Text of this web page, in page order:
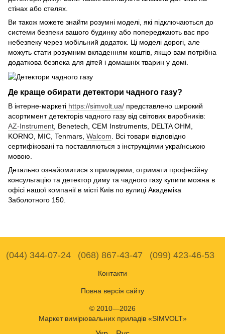
стінах або стелях.
Ви також можете знайти розумні моделі, які підключаються до
системи безпеки вашого будинку або попереджають вас про
небезпеку через мобільний додаток. Ці моделі дорогі, але
можуть стати розумним вкладенням коштів, якщо вам потрібна
додаткова безпека для дітей і домашніх тварин у домі.
Де краще обирати детектори чадного газу?
В інтерне-маркеті https://simvolt.ua/ представлено широкий
асортимент детекторів чадного газу від світових виробників:
AZ-Instrument, Benetech, CEM Instruments, DELTA OHM,
KORNO, MIC, Tenmars, Walcom. Всі товари відповідно
сертифіковані та поставляються з інструкціями українською
мовою.
Детально ознайомитися з приладами, отримати професійну
консультацію та детектор диму та чадного газу купити можна в
офісі нашої компанії в місті Київ по вулиці Академіка
Заболотного 150.
(044) 344-07-24 (068) 867-43-47 (099) 423-46-53
Контакти
Повна версія сайту
© 2010—2026
Маркет вимірювальних приладів «SIMVOLT»